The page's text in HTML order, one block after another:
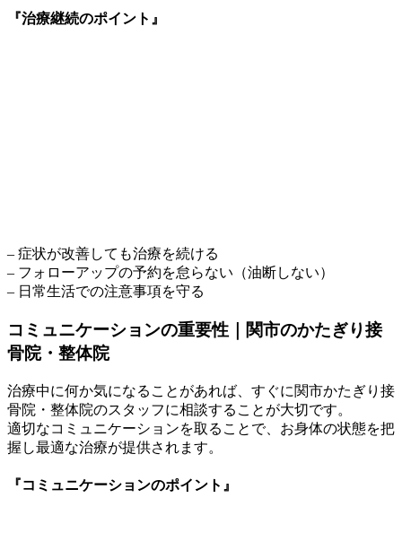
『治療継続のポイント』
– 症状が改善しても治療を続ける
– フォローアップの予約を怠らない（油断しない）
– 日常生活での注意事項を守る
コミュニケーションの重要性｜関市のかたぎり接
骨院・整体院
治療中に何か気になることがあれば、すぐに関市かたぎり接
骨院・整体院のスタッフに相談することが大切です。
適切なコミュニケーションを取ることで、お身体の状態を把
握し最適な治療が提供されます。
『コミュニケーションのポイント』